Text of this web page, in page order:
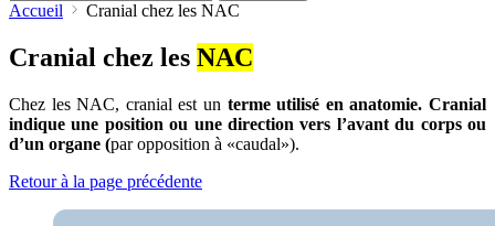
Accueil Cranial chez les NAC
Cranial chez les NAC
Chez les NAC, cranial est un terme utilisé en anatomie. Cranial
indique une position ou une direction vers l’avant du corps ou
d’un organe (par opposition à «caudal»).
Retour à la page précédente